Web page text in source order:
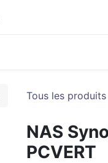
Tous les produits
NAS
PCVERT